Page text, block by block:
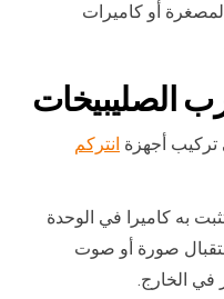
أو كاميرات
الصليبيخات
تركيب أجهزة انتركم
به كاميرا في الوحدة
صورة أو صوت
في الخارج.